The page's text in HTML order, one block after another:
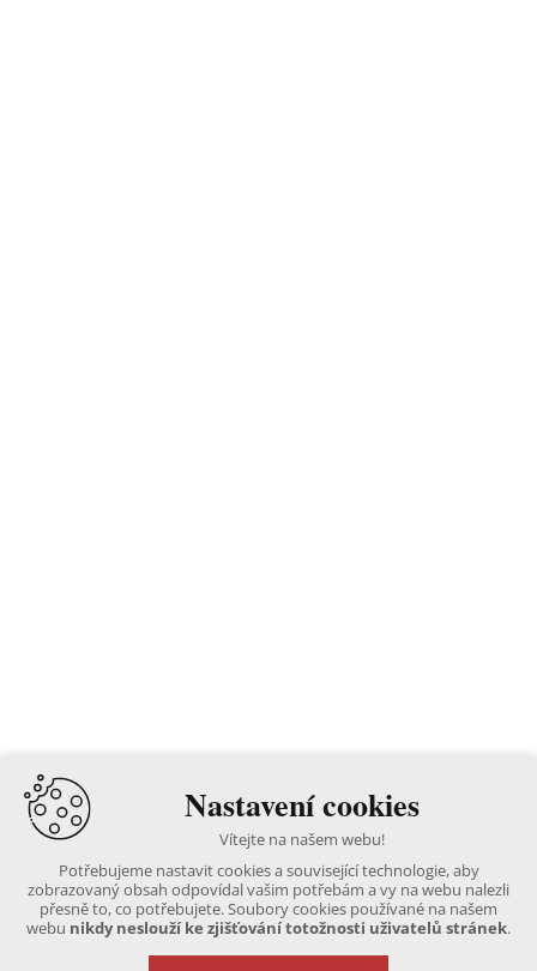
Nastavení cookies
Vítejte na našem webu!
Potřebujeme nastavit cookies a související technologie, aby
zobrazovaný obsah odpovídal vašim potřebám a vy na webu nalezli
přesně to, co potřebujete. Soubory cookies používané na našem
webu nikdy neslouží ke zjišťování totožnosti uživatelů stránek.